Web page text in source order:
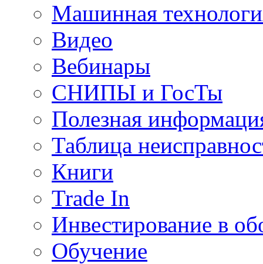
Машинная
Видео
Вебинары
СНИПЫ и ГосТы
Полезная
Таблица
Книги
Trade In
Инвестирование в
Обучение